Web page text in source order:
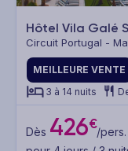
Hôtel Vila Galé
Circuit Portugal -
MEILLEURE VENTE
3 à 14 nuits
Dès 426€/pers.